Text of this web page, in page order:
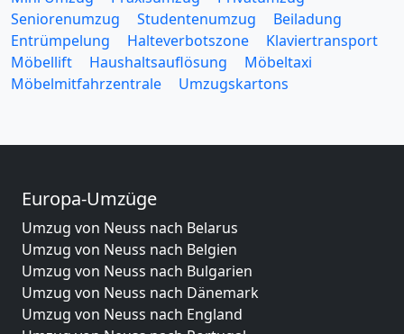
Seniorenumzug
Studentenumzug
Beiladung
Entrümpelung
Halteverbotszone
Klaviertransport
Möbellift
Haushaltsauflösung
Möbeltaxi
Möbelmitfahrzentrale
Umzugskartons
Europa-Umzüge
Umzug von Neuss nach Belarus
Umzug von Neuss nach Belgien
Umzug von Neuss nach Bulgarien
Umzug von Neuss nach Dänemark
Umzug von Neuss nach England